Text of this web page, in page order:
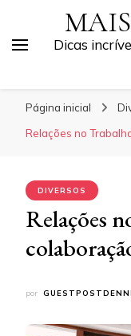
Dicas
Página inicial
Relações no
DIVERSOS
Relações
por